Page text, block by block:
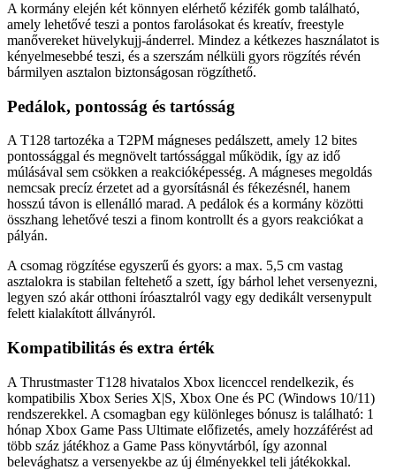
A kormány elején két könnyen elérhető kézifék gomb található,
amely lehetővé teszi a pontos farolásokat és kreatív, freestyle
manővereket hüvelykujj-ánderrel. Mindez a kétkezes használatot is
kényelmesebbé teszi, és a szerszám nélküli gyors rögzítés révén
bármilyen asztalon biztonságosan rögzíthető.
Pedálok, pontosság és tartósság
A T128 tartozéka a T2PM mágneses pedálszett, amely 12 bites
pontossággal és megnövelt tartóssággal működik, így az idő
múlásával sem csökken a reakcióképesség. A mágneses megoldás
nemcsak precíz érzetet ad a gyorsításnál és fékezésnél, hanem
hosszú távon is ellenálló marad. A pedálok és a kormány közötti
összhang lehetővé teszi a finom kontrollt és a gyors reakciókat a
pályán.
A csomag rögzítése egyszerű és gyors: a max. 5,5 cm vastag
asztalokra is stabilan feltehető a szett, így bárhol lehet versenyezni,
legyen szó akár otthoni íróasztalról vagy egy dedikált versenypult
felett kialakított állványról.
Kompatibilitás és extra érték
A Thrustmaster T128 hivatalos Xbox licenccel rendelkezik, és
kompatibilis Xbox Series X|S, Xbox One és PC (Windows 10/11)
rendszerekkel. A csomagban egy különleges bónusz is található: 1
hónap Xbox Game Pass Ultimate előfizetés, amely hozzáférést ad
több száz játékhoz a Game Pass könyvtárból, így azonnal
belevághatsz a versenyekbe az új élményekkel teli játékokkal.